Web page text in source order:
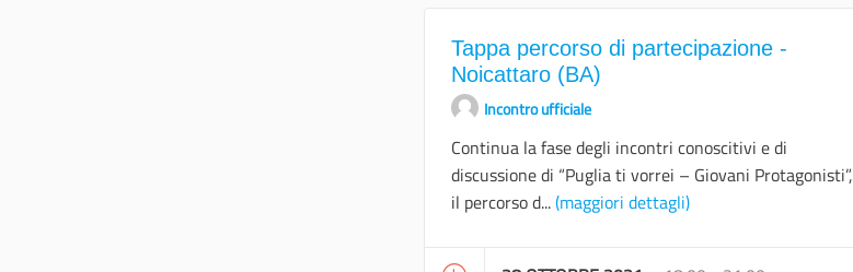
Tappa percorso di partecipazione -
Noicattaro (BA)
Incontro ufficiale
Continua la fase degli incontri conoscitivi e di
discussione di “Puglia ti vorrei – Giovani Protagonisti”,
il percorso d...(maggiori dettagli)